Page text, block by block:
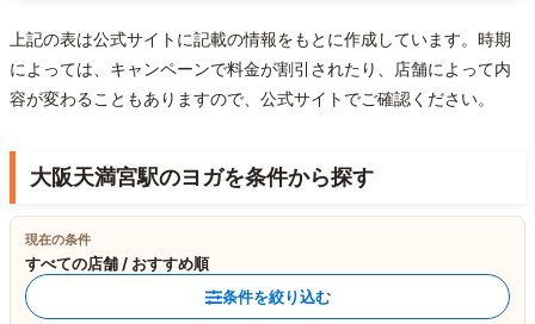
上記の表は公式サイトに記載の情報をもとに作成しています。時期
によっては、キャンペーンで料金が割引されたり、店舗によって内
容が変わることもありますので、公式サイトでご確認ください。
大阪天満宮駅のヨガを条件から探す
現在の条件
すべての店舗 / おすすめ順
条件を絞り込む